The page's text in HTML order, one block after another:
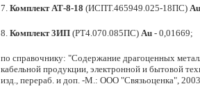
7. Комплект АТ-8-18 (ИСПТ.465949.025-18ПС) Au
8. Комплект 3ИП (РТ4.070.085ПС) Au - 0,01669;
по справочнику: "Содержание драгоценных
кабельной продукции, электронной и бытовой
изд., перераб. и доп. -М.: ООО "Связьоценка",